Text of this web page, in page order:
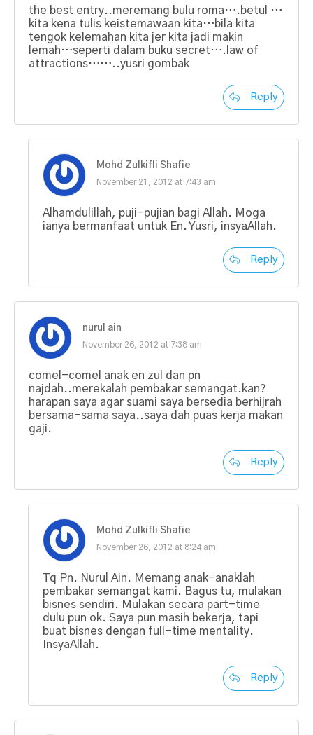
the best entry..meremang bulu roma….betul …
kita kena tulis keistemawaan kita…bila kita
tengok kelemahan kita jer kita jadi makin
lemah…seperti dalam buku secret….law of
attractions……..yusri gombak
Reply
Mohd Zulkifli Shafie
November 21, 2012 at 7:43 am
Alhamdulillah, puji-pujian bagi Allah. Moga
ianya bermanfaat untuk En. Yusri, insyaAllah.
Reply
nurul ain
November 26, 2012 at 7:38 am
comel-comel anak en zul dan pn
najdah..merekalah pembakar semangat.kan?
harapan saya agar suami saya bersedia berhijrah
bersama-sama saya..saya dah puas kerja makan
gaji.
Reply
Mohd Zulkifli Shafie
November 26, 2012 at 8:24 am
Tq Pn. Nurul Ain. Memang anak-anaklah
pembakar semangat kami. Bagus tu, mulakan
bisnes sendiri. Mulakan secara part-time
dulu pun ok. Saya pun masih bekerja, tapi
buat bisnes dengan full-time mentality.
InsyaAllah.
Reply